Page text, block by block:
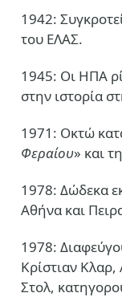
1942:
του ΕΛΑΣ.
1945: Οι ΗΠΑ
στην ιστορία
1971: Οκτώ
Φεραίου» και
1978: Δώδεκα
Αθήνα και
1978:
Κρίστιαν Κλαρ,
Στολ,